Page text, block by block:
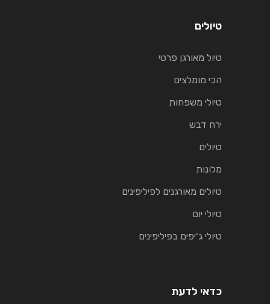
טיולים
טיול מאורגן פרטי
הכי מומלצים
טיולי משפחות
ירח דבש
טיולים
מלונות
טיולים מאורגנים לפיליפינים
טיולי יום
טיולי ג׳יפים בפיליפינים
כדאי לדעת